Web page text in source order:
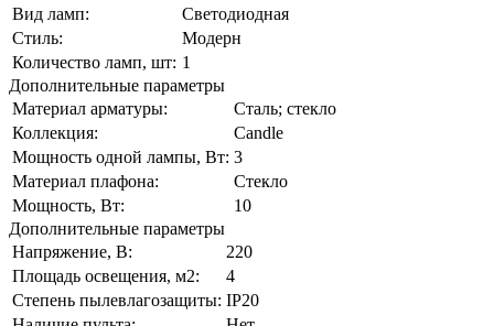
Вид ламп:
Светодиодная
Стиль:
Модерн
Количество ламп, шт: 1
Дополнительные параметры
Материал арматуры:
Сталь; стекло
Коллекция:
Candle
Мощность одной лампы, Вт: 3
Материал плафона:
Стекло
Мощность, Вт:
10
Дополнительные параметры
Напряжение, В:
220
Площадь освещения, м2:
4
Степень пылевлагозащиты: IP20